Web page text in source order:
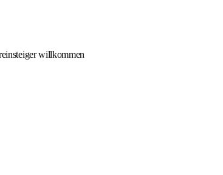
willkommen